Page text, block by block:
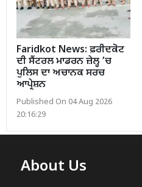
Faridkot News: ਫ਼ਰੀਦਕੋਟ
ਦੀ ਸੈਂਟਰਲ ਮਾਡਰਨ ਜ਼ੇਲ੍ਹ ’ਚ
ਪੁਲਿਸ ਦਾ ਅਚਾਨਕ ਸਰਚ
ਆਪ੍ਰੇਸ਼ਨ
Published On 04 Aug 2026
20:16:29
About Us